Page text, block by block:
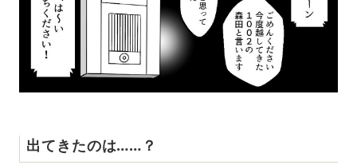
出てきたのは……？